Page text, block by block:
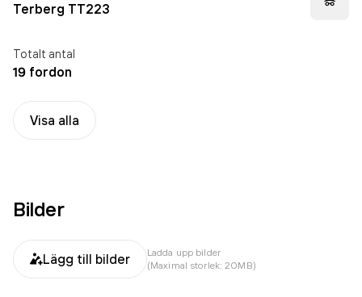
Terberg TT223
Totalt antal
19 fordon
Visa alla
Bilder
Lägg till bilder
Ladda upp bilder
(Maximal storlek: 20MB)